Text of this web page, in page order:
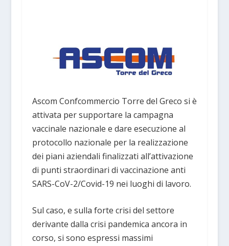
Ascom Confcommercio Torre del Greco si è
attivata per supportare la campagna
vaccinale nazionale e dare esecuzione al
protocollo nazionale per la realizzazione
dei piani aziendali finalizzati all’attivazione
di punti straordinari di vaccinazione anti
SARS-CoV-2/Covid-19 nei luoghi di lavoro.
Sul caso, e sulla forte crisi del settore
derivante dalla crisi pandemica ancora in
corso, si sono espressi massimi